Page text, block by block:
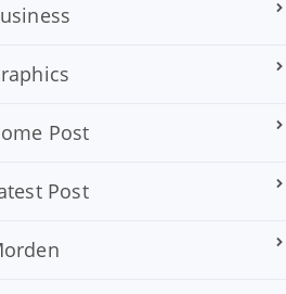
Post
Post